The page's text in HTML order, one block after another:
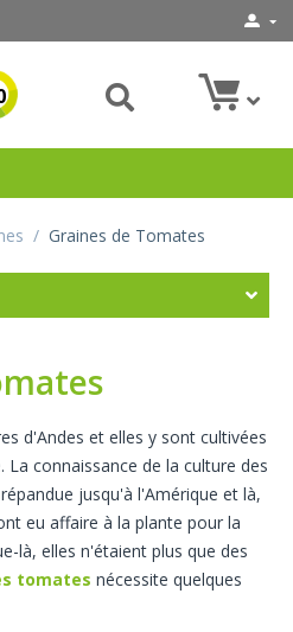
/ Graines de Tomates
d'Andes et elles y sont cultivées
connaissance de la culture des
jusqu'à l'Amérique et là,
eu affaire à la plante pour la
là, elles n'étaient plus que des
tomates nécessite quelques